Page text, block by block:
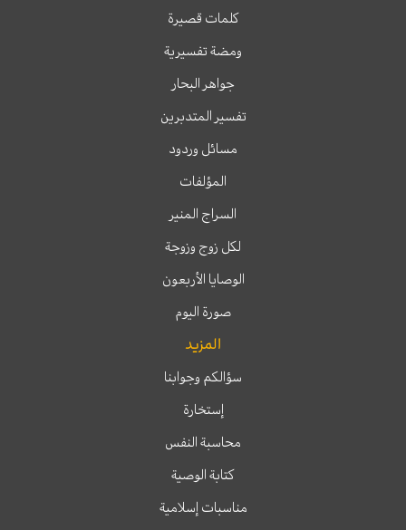
كلمات قصيرة
ومضة تفسيرية
جواهر البحار
تفسير المتدبرين
مسائل وردود
المؤلفات
السراج المنير
لكل زوج وزوجة
الوصايا الأربعون
صورة اليوم
المزيد
سؤالكم وجوابنا
إستخارة
محاسبة النفس
كتابة الوصية
مناسبات إسلامية